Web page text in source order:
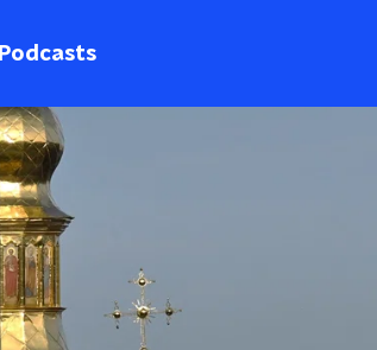
Podcasts